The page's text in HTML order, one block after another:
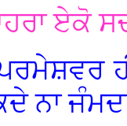
ਏਕੋ
ਨਾ